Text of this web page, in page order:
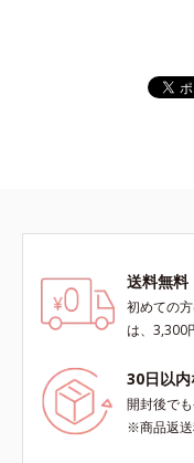
送料無料
初めての
は、3,300
30日以
開封後で
※商品返送